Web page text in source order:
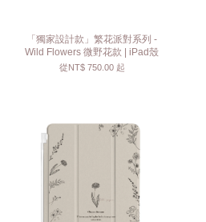
「獨家設計款」繁花派對系列 -
Wild Flowers 微野花款 | iPad殼
從NT$ 750.00 起